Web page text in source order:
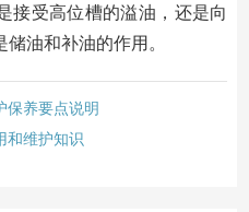
接受高位槽的溢油，还是向
油和补油的作用。
保养要点说明
和维护知识